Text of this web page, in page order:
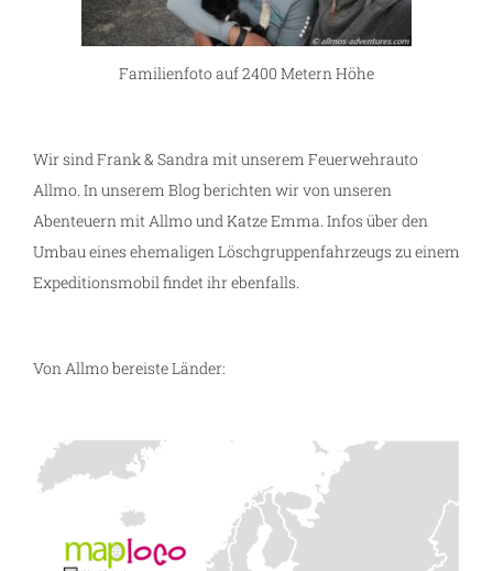
Familienfoto auf 2400 Metern Höhe
Wir sind Frank & Sandra mit unserem Feuerwehrauto
Allmo. In unserem Blog berichten wir von unseren
Abenteuern mit Allmo und Katze Emma. Infos über den
Umbau eines ehemaligen Löschgruppenfahrzeugs zu einem
Expeditionsmobil findet ihr ebenfalls.
Von Allmo bereiste Länder: